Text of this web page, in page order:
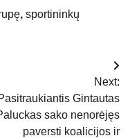
, sportininkų
Next:
Gintautas
sako nenorėjęs
paversti koalicijos ir